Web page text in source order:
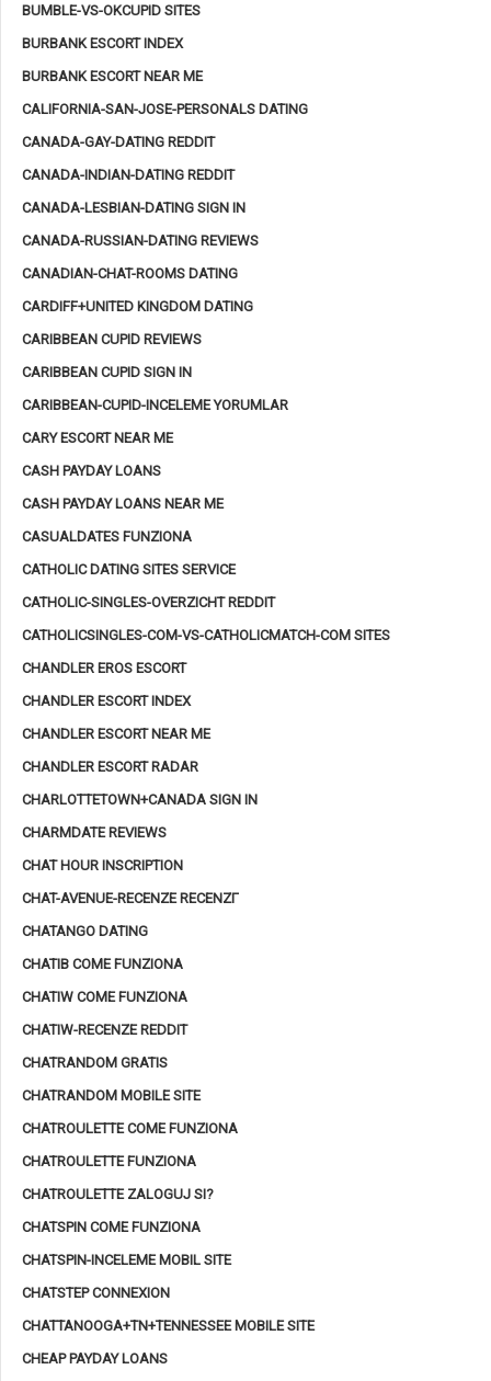
BUMBLE-VS-OKCUPID SITES
BURBANK ESCORT INDEX
BURBANK ESCORT NEAR ME
CALIFORNIA-SAN-JOSE-PERSONALS DATING
CANADA-GAY-DATING REDDIT
CANADA-INDIAN-DATING REDDIT
CANADA-LESBIAN-DATING SIGN IN
CANADA-RUSSIAN-DATING REVIEWS
CANADIAN-CHAT-ROOMS DATING
CARDIFF+UNITED KINGDOM DATING
CARIBBEAN CUPID REVIEWS
CARIBBEAN CUPID SIGN IN
CARIBBEAN-CUPID-INCELEME YORUMLAR
CARY ESCORT NEAR ME
CASH PAYDAY LOANS
CASH PAYDAY LOANS NEAR ME
CASUALDATES FUNZIONA
CATHOLIC DATING SITES SERVICE
CATHOLIC-SINGLES-OVERZICHT REDDIT
CATHOLICSINGLES-COM-VS-CATHOLICMATCH-COM SITES
CHANDLER EROS ESCORT
CHANDLER ESCORT INDEX
CHANDLER ESCORT NEAR ME
CHANDLER ESCORT RADAR
CHARLOTTETOWN+CANADA SIGN IN
CHARMDATE REVIEWS
CHAT HOUR INSCRIPTION
CHAT-AVENUE-RECENZE RECENZГ­
CHATANGO DATING
CHATIB COME FUNZIONA
CHATIW COME FUNZIONA
CHATIW-RECENZE REDDIT
CHATRANDOM GRATIS
CHATRANDOM MOBILE SITE
CHATROULETTE COME FUNZIONA
CHATROULETTE FUNZIONA
CHATROULETTE ZALOGUJ SI?
CHATSPIN COME FUNZIONA
CHATSPIN-INCELEME MOBIL SITE
CHATSTEP CONNEXION
CHATTANOOGA+TN+TENNESSEE MOBILE SITE
CHEAP PAYDAY LOANS